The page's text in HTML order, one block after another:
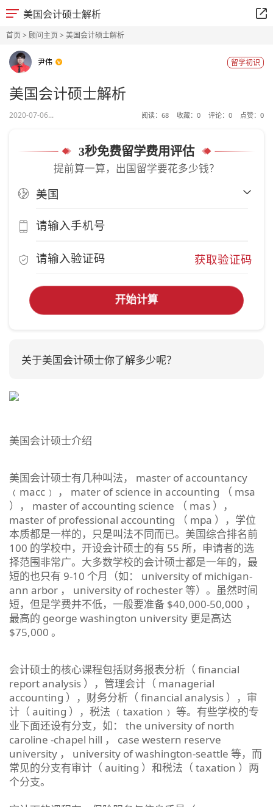
美国会计硕士解析
首页> 顾问主页> 美国会计硕士解析
尹伟 留学初识
美国会计硕士解析
2020-07-06... 阅读： 68 收藏： 0 评论： 0 点赞： 0
3秒免费留学费用评估
提前算一算，出国留学要花多少钱？
获取验证码
开始计算
关于美国会计硕士你了解多少呢？
美国会计硕士介绍
美国会计硕士有几种叫法， master of accountancy
﹙macc﹚ ， mater of science in accounting （ msa
）， master of accounting science （ mas ），
master of professional accounting （ mpa ），学位
本质都是一样的，只是叫法不同而已。美国综合排名前
100 的学校中，开设会计硕士的有 55 所，申请者的选
择范围非常广。大多数学校的会计硕士都是一年的，最
短的也只有 9-10 个月（如： university of michigan-
ann arbor ， university of rochester 等）。虽然时间
短，但是学费并不低，一般要准备 $40,000-50,000 ，
最高的 george washington university 更是高达
$75,000 。
会计硕士的核心课程包括财务报表分析（ financial
report analysis ），管理会计（ managerial
accounting ），财务分析（ financial analysis ），审
计（ auiting ），税法 ﹙taxation﹚ 等。有些学校的专
业下面还设有分支，如： the university of north
caroline -chapel hill ， case western reserve
university ， university of washington-seattle 等，而
常见的分支有审计（ auiting ）和税法（ taxation ）两
个分支。